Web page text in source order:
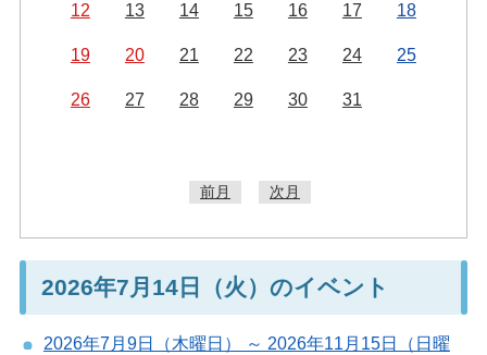
12 13 14 15 16 17 18
19 20 21 22 23 24 25
26 27 28 29 30 31
前月 次月
2026年7月14日（火）のイベント
2026年7月9日（木曜日） ～ 2026年11月15日（日曜